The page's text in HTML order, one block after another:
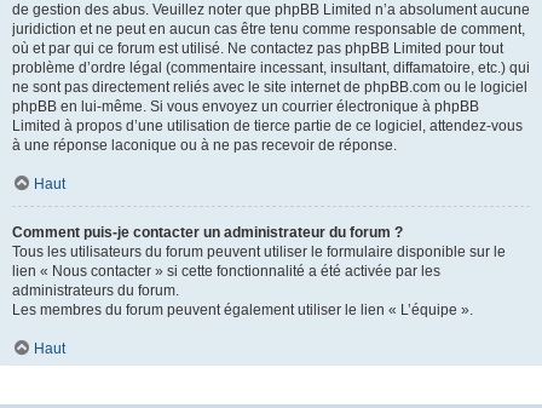
de gestion des abus. Veuillez noter que phpBB Limited n’a absolument aucune
juridiction et ne peut en aucun cas être tenu comme responsable de comment,
où et par qui ce forum est utilisé. Ne contactez pas phpBB Limited pour tout
problème d’ordre légal (commentaire incessant, insultant, diffamatoire, etc.) qui
ne sont pas directement reliés avec le site internet de phpBB.com ou le logiciel
phpBB en lui-même. Si vous envoyez un courrier électronique à phpBB
Limited à propos d’une utilisation de tierce partie de ce logiciel, attendez-vous
à une réponse laconique ou à ne pas recevoir de réponse.
Haut
Comment puis-je contacter un administrateur du forum ?
Tous les utilisateurs du forum peuvent utiliser le formulaire disponible sur le
lien « Nous contacter » si cette fonctionnalité a été activée par les
administrateurs du forum.
Les membres du forum peuvent également utiliser le lien « L’équipe ».
Haut